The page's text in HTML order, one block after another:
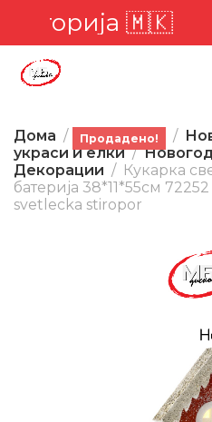
🇲🇰
Дома Производи
украси и елки
Декорации
Кукарка
батерија 38*11*55см
svetlecka stiropor
Продадено!